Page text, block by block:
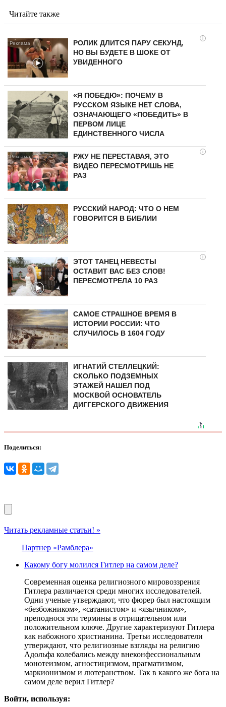
Читайте также
i
РОЛИК ДЛИТСЯ ПАРУ СЕКУНД,
НО ВЫ БУДЕТЕ В ШОКЕ ОТ
УВИДЕННОГО
«Я ПОБЕДЮ»: ПОЧЕМУ В
РУССКОМ ЯЗЫКЕ НЕТ СЛОВА,
ОЗНАЧАЮЩЕГО «ПОБЕДИТЬ» В
ПЕРВОМ ЛИЦЕ
ЕДИНСТВЕННОГО ЧИСЛА
i
РЖУ НЕ ПЕРЕСТАВАЯ, ЭТО
ВИДЕО ПЕРЕСМОТРИШЬ НЕ
РАЗ
РУССКИЙ НАРОД: ЧТО О НЕМ
ГОВОРИТСЯ В БИБЛИИ
i
ЭТОТ ТАНЕЦ НЕВЕСТЫ
ОСТАВИТ ВАС БЕЗ СЛОВ!
ПЕРЕСМОТРЕЛА 10 РАЗ
САМОЕ СТРАШНОЕ ВРЕМЯ В
ИСТОРИИ РОССИИ: ЧТО
СЛУЧИЛОСЬ В 1604 ГОДУ
ИГНАТИЙ СТЕЛЛЕЦКИЙ:
СКОЛЬКО ПОДЗЕМНЫХ
ЭТАЖЕЙ НАШЕЛ ПОД
МОСКВОЙ ОСНОВАТЕЛЬ
ДИГГЕРСКОГО ДВИЖЕНИЯ
Поделиться:
Читать рекламные статьи! »
Партнер «Рамблера»
Какому богу молился Гитлер на самом деле?
Современная оценка религиозного мировоззрения
Гитлера различается среди многих исследователей.
Одни ученые утверждают, что фюрер был настоящим
«безбожником», «сатанистом» и «язычником»,
преподнося эти термины в отрицательном или
положительном ключе. Другие характеризуют Гитлера
как набожного христианина. Третьи исследователи
утверждают, что религиозные взгляды на религию
Адольфа колебались между внеконфессиональным
монотеизмом, агностицизмом, прагматизмом,
маркионизмом и лютеранством. Так в какого же бога на
самом деле верил Гитлер?
Войти, используя: